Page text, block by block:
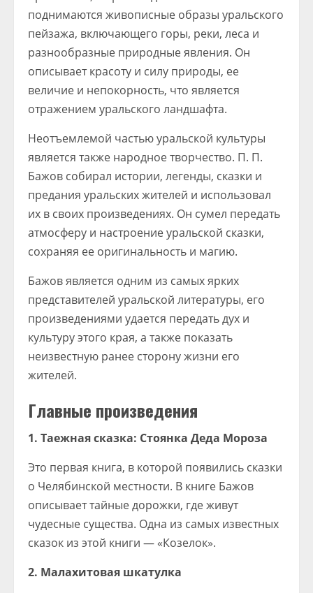
поднимаются живописные образы уральского
пейзажа, включающего горы, реки, леса и
разнообразные природные явления. Он
описывает красоту и силу природы, ее
величие и непокорность, что является
отражением уральского ландшафта.
Неотъемлемой частью уральской культуры
является также народное творчество. П. П.
Бажов собирал истории, легенды, сказки и
предания уральских жителей и использовал
их в своих произведениях. Он сумел передать
атмосферу и настроение уральской сказки,
сохраняя ее оригинальность и магию.
Бажов является одним из самых ярких
представителей уральской литературы, его
произведениями удается передать дух и
культуру этого края, а также показать
неизвестную ранее сторону жизни его
жителей.
Главные произведения
1. Таежная сказка: Стоянка Деда Мороза
Это первая книга, в которой появились сказки
о Челябинской местности. В книге Бажов
описывает тайные дорожки, где живут
чудесные существа. Одна из самых известных
сказок из этой книги — «Козелок».
2. Малахитовая шкатулка